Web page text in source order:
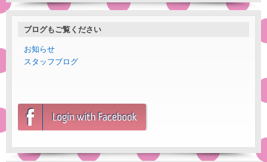
ブログもご覧ください
お知らせ
スタッフブログ